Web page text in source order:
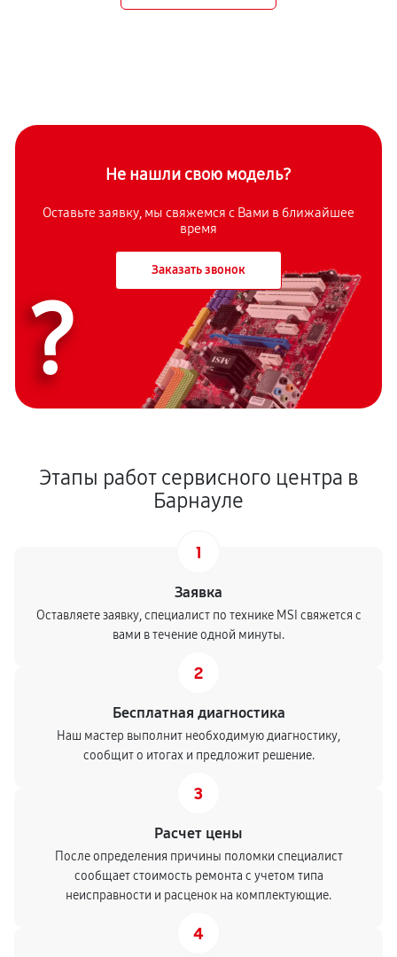
Не нашли свою модель?
Оставьте заявку, мы свяжемся с Вами в ближайшее
время
Заказать звонок
?
Этапы работ сервисного центра в
Барнауле
1
Заявка
Оставляете заявку, специалист по технике MSI свяжется с
вами в течение одной минуты.
2
Бесплатная диагностика
Наш мастер выполнит необходимую диагностику,
сообщит о итогах и предложит решение.
3
Расчет цены
После определения причины поломки специалист
сообщает стоимость ремонта с учетом типа
неисправности и расценок на комплектующие.
4